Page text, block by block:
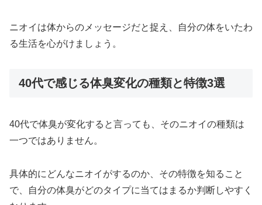
ニオイは体からのメッセージだと捉え、自分の体をいたわ
る生活を心がけましょう。
40代で感じる体臭変化の種類と特徴3選
40代で体臭が変化すると言っても、そのニオイの種類は
一つではありません。
具体的にどんなニオイがするのか、その特徴を知ること
で、自分の体臭がどのタイプに当てはまるか判断しやすく